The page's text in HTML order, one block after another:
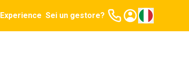
Experience Sei un gestore?